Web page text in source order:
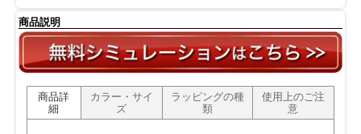
商品説明
商品詳
細
カラー・サイ
ズ
ラッピングの種
類
使用上のご注
意